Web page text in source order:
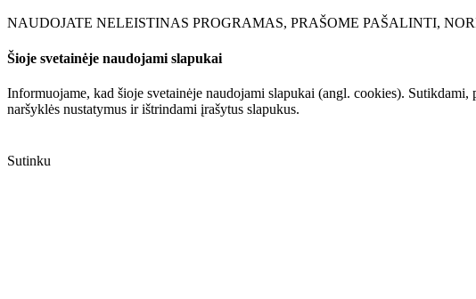
NAUDOJATE NELEISTINAS PROGRAMAS, PRAŠOME PAŠALINTI,
Šioje svetainėje naudojami slapukai
Informuojame, kad šioje svetainėje naudojami slapukai (angl. cookies).
naršyklės nustatymus ir ištrindami įrašytus slapukus.
Sutinku